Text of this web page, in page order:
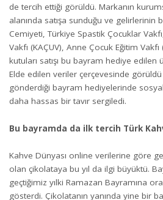
de tercih ettiği görüldü. Markanın
alanında satışa sunduğu ve gelirlerinin
Cemiyeti, Türkiye Spastik Çocuklar
Vakfı (KAÇUV), Anne Çocuk Eğitim Vakfı
kutuları satışı bu bayram hediye edilen
Elde edilen veriler çerçevesinde
gönderdiği bayram hediyelerinde
daha hassas bir tavır sergiledi.
Bu bayramda da ilk tercih Türk
Kahve Dünyası online verilerine göre
olan çikolataya bu yıl da ilgi büyüktü.
geçtiğimiz yılki Ramazan Bayramına
gösterdi. Çikolatanın yanında yine bir